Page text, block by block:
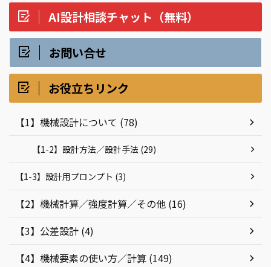
AI設計相談チャット（無料）
お問い合せ
お役立ちリンク
【1】機械設計について (78)
【1-2】設計方法／設計手法 (29)
【1-3】設計用プロンプト (3)
【2】機械計算／強度計算／その他 (16)
【3】公差設計 (4)
【4】機械要素の使い方／計算 (149)